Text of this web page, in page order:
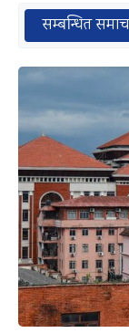
सम्बन्धित